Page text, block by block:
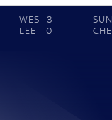
WES
3
LEE
0
SUN
CHE